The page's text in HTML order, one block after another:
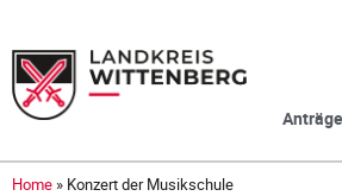
Anträge
Home » Konzert der Musikschule